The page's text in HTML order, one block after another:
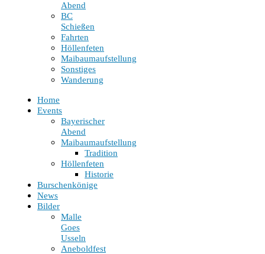
Abend
BC
Schießen
Fahrten
Höllenfeten
Maibaumaufstellung
Sonstiges
Wanderung
Home
Events
Bayerischer
Abend
Maibaumaufstellung
Tradition
Höllenfeten
Historie
Burschenkönige
News
Bilder
Malle
Goes
Usseln
Aneboldfest